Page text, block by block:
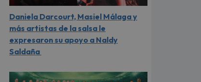
Daniela Darcourt, Masiel Málaga y
más artistas de la salsa le
expresaron su apoyo a Naldy
Saldaña